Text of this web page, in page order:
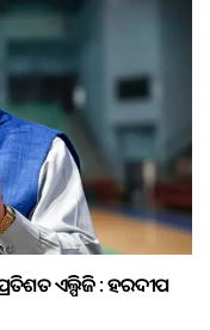
ଏଲ୍ପିଜି : ହରଦୀପ